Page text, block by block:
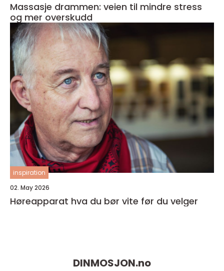
Massasje drammen: veien til mindre stress
og mer overskudd
inspiration
02. May 2026
Høreapparat hva du bør vite før du velger
DINMOSJON.no